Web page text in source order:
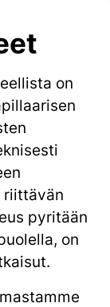
on
riittävän
pyritään
on